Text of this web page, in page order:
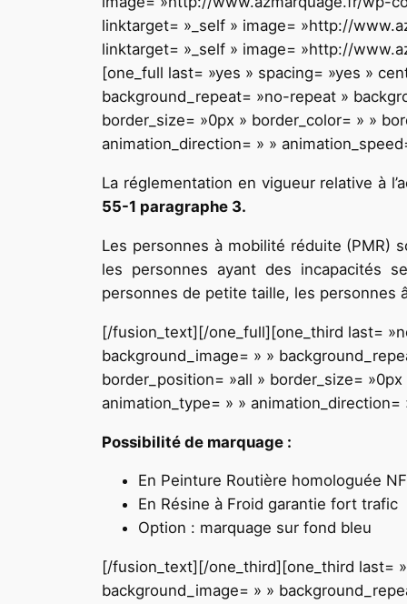
linktarget= »_self » image= »http://
linktarget= »_self » image= »http://
[one_full last= »yes » spacing= »yes »
background_repeat= »no-repeat »
border_size= »0px » border_color= » »
animation_direction= » »
La réglementation en vigueur relative à
55-1 paragraphe 3.
Les personnes à mobilité réduite (PMR)
les personnes ayant des incapacités
personnes de petite taille, les
[/fusion_text][/one_full][one_third last=
background_image= » »
border_position= »all » border_size=
animation_type= » »
Possibilité de marquage :
En Peinture Routière homologuée
En Résine à Froid garantie fort trafic
Option : marquage sur fond bleu
[/fusion_text][/one_third][one_third last=
background_image= » »